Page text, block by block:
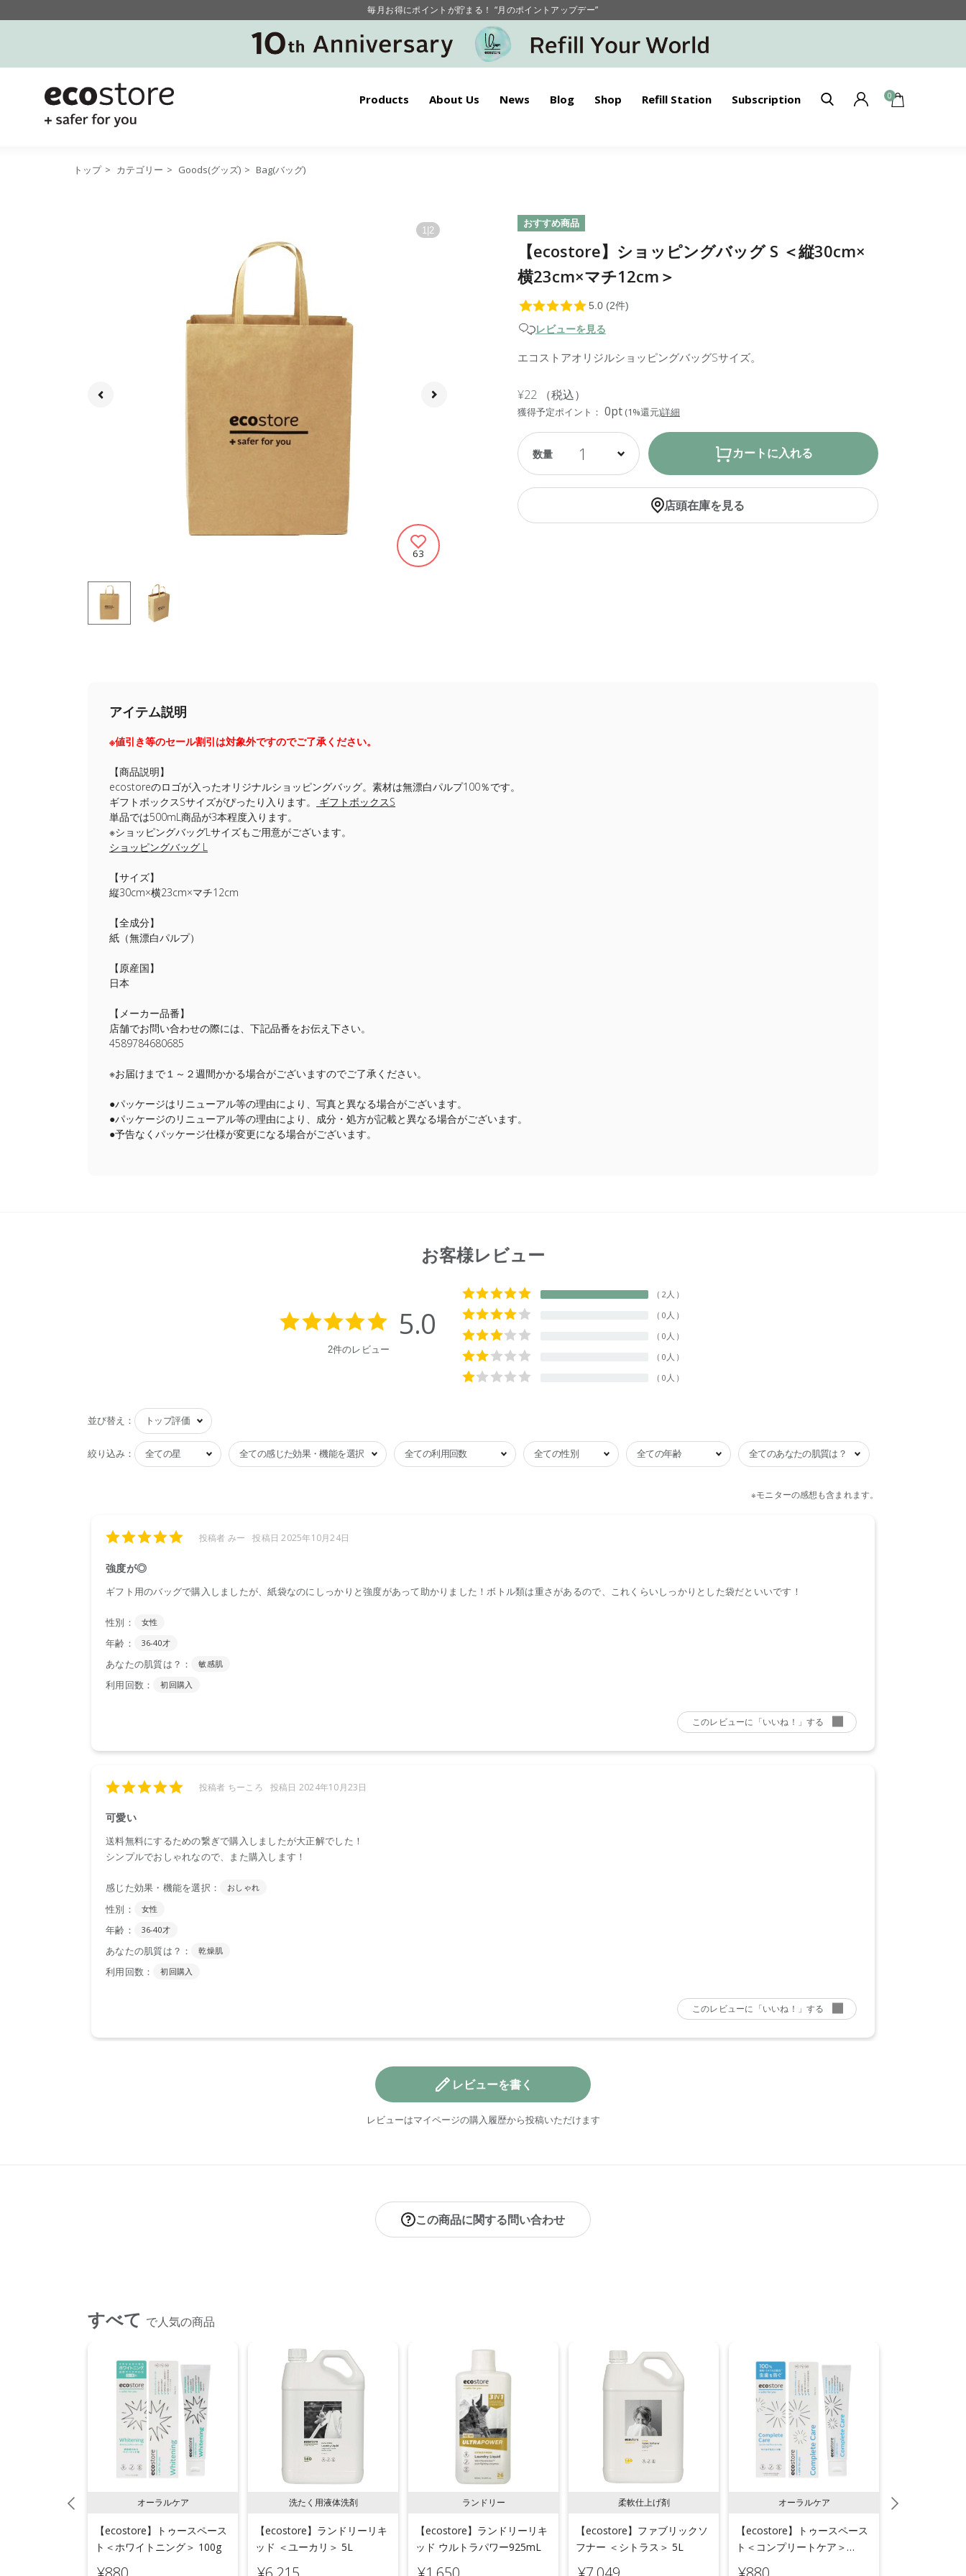
毎月お得にポイントが貯まる！ “月のポイントアップデー”
【重要】お盆期間中のお問い合わせと商品配送に関しまして
毎月お得にポイントが貯まる！ “月のポイントアップデー”
Products About Us News Blog Shop Refill Station Subscription 0
トップ > カテゴリー > Goods(グッズ) > Bag(バッグ)
1 |2
63
おすすめ商品
【ecostore】ショッピングバッグ S ＜縦30cm×
横23cm×マチ12cm＞
レビューを見る
エコストアオリジルショッピングバッグSサイズ。
¥22 （税込）
獲得予定ポイント： 0pt (1%還元)詳細
1 カートに入れる
店頭在庫を見る
アイテム説明
※値引き等のセール割引は対象外ですのでご了承ください。
【商品説明】
ecostoreのロゴが入ったオリジナルショッピングバッグ。素材は無漂白パルプ100％です。
ギフトボックスSサイズがぴったり入ります。
ギフトボックスS
単品では500mL商品が3本程度入ります。
※ショッピングバッグLサイズもご用意がございます。
ショッピングバッグ L
【サイズ】
縦30cm×横23cm×マチ12cm
【全成分】
紙（無漂白パルプ）
【原産国】
日本
【メーカー品番】
店舗でお問い合わせの際には、下記品番をお伝え下さい。
4589784680685
※お届けまで１～２週間かかる場合がございますのでご了承ください。
●パッケージはリニューアル等の理由により、写真と異なる場合がございます。
●パッケージのリニューアル等の理由により、成分・処方が記載と異なる場合がございます。
●予告なくパッケージ仕様が変更になる場合がございます。
お客様レビュー
レビューを書く
レビューはマイページの購入履歴から投稿いただけます
この商品に関する問い合わせ
すべて で人気の商品
オーラルケア
【ecostore】トゥースペース
ト＜ホワイトニング＞ 100g
洗たく用液体洗剤
【ecostore】ランドリーリキ
ッド ＜ユーカリ＞ 5L
ランドリー
【ecostore】ランドリーリキ
ッド ウルトラパワー925mL
柔軟仕上げ剤
【ecostore】ファブリックソ
フナー ＜シトラス＞ 5L
オーラルケア
【ecostore】トゥースペース
ト＜コンプリートケア＞